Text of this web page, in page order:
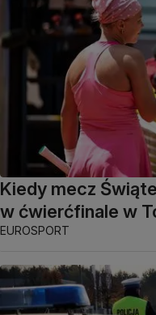
Kiedy mecz
w ćwierćfinale w
EUROSPORT